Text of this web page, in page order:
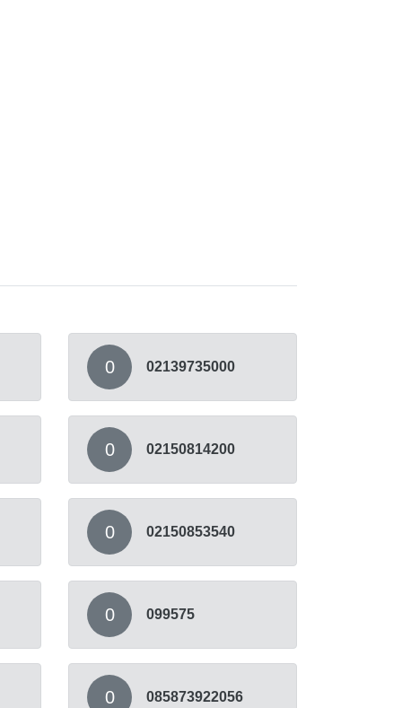
0 02139735000
0 02150814200
0 02150853540
0 099575
0 085873922056